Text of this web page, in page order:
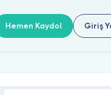
Hemen Kaydol Giriş